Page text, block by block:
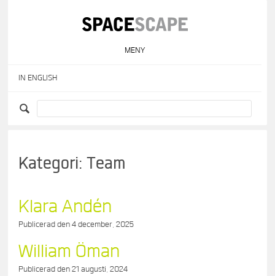
MENY
IN ENGLISH
Kategori: Team
Klara Andén
Publicerad den4 december, 2025
William Öman
Publicerad den21 augusti, 2024